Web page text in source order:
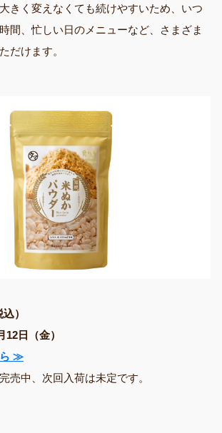
きく変えなくても続けやすいため、いつ
間、忙しい日のメニューなど、さまざま
だけます。
）
日（金）
ら ≫
売中、次回入荷は未定です。